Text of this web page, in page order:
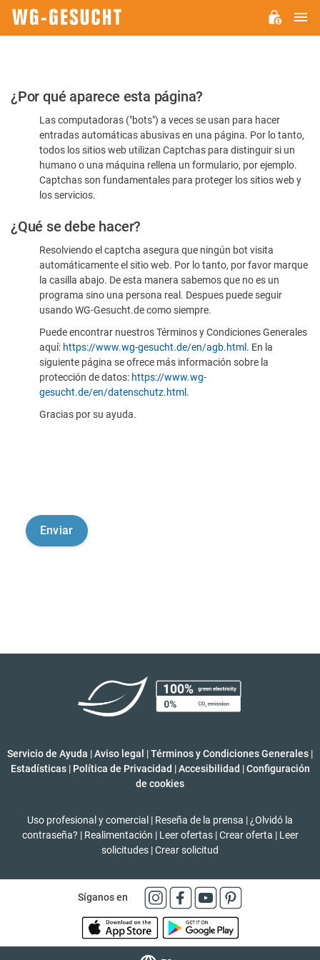
Por
favor,
confirme
humano
¿Por qué aparece esta página?
Las computadoras ("bots") a veces se usan para hacer
entradas automáticas abusivas en una página. Por lo tanto,
todos los sitios web utilizan Captchas para distinguir si un
humano o una máquina rellena un formulario, por ejemplo.
Captchas son fundamentales para proteger los sitios web y
los servicios.
¿Qué se debe hacer?
Resolviendo el captcha asegura que ningún bot visita
automáticamente el sitio web. Por lo tanto, por favor marque
la casilla abajo. De esta manera sabemos que no es un
programa sino una persona real. Despues puede seguir
usando WG-Gesucht.de como siempre.
Puede encontrar nuestros Términos y Condiciones Generales
aquí: https://www.wg-gesucht.de/en/agb.html . En la
siguiente página se ofrece más información sobre la
protección de datos: https://www.wg-
gesucht.de/en/datenschutz.html .
Gracias por su ayuda.
Servicio de Ayuda |Aviso legal |Términos y Condiciones Generales |
Estadísticas | Política de Privacidad | Accesibilidad | Configuración
de cookies
Uso profesional y comercial | Reseña de la prensa | ¿Olvidó la
contraseña? | Realimentación | Leer ofertas | Crear oferta | Leer
solicitudes |Crear solicitud
Síganos en